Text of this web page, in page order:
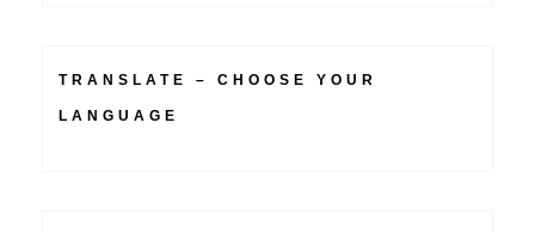
TRANSLATE – CHOOSE YOUR
LANGUAGE